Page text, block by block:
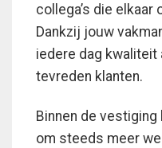
collega’s die elkaar
Dankzij jouw
iedere dag kwaliteit
tevreden klanten.
Binnen de
om steeds meer